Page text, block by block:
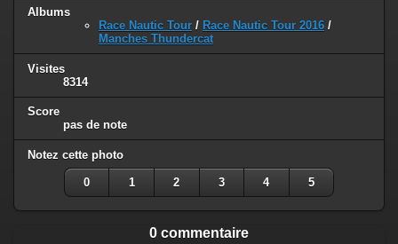
Albums
Race Nautic Tour / Race Nautic Tour 2016 /
Manches Thundercat
Visites
8314
Score
pas de note
Notez cette photo
0 1 2 3 4 5
0 commentaire